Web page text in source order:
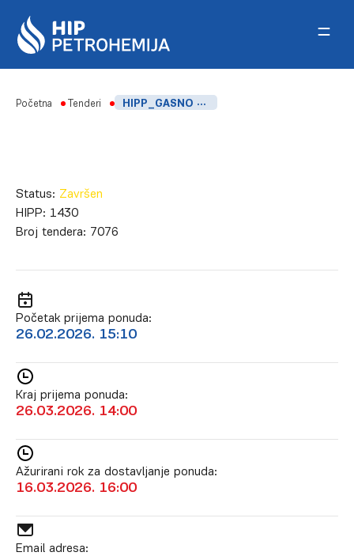
Početna Tenderi HIPP_GASNO HROMATOGRAFSKI ŠPRICEVI-FSK
Status: Završen
HIPP: 1430
Broj tendera: 7076
Početak prijema ponuda:
26.02.2026. 15:10
Kraj prijema ponuda:
26.03.2026. 14:00
Ažurirani rok za dostavljanje ponuda:
16.03.2026. 16:00
Email adresa: